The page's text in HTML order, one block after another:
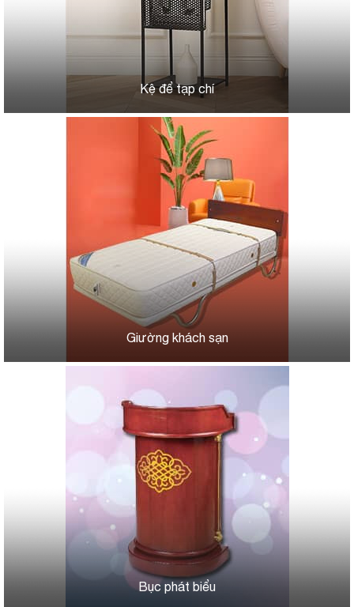
Kệ để tạp chí
Giường khách sạn
Bục phát biểu